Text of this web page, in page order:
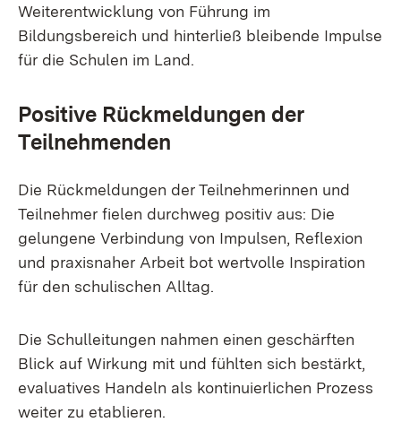
Weiterentwicklung von Führung im
Bildungsbereich und hinterließ bleibende Impulse
für die Schulen im Land.
Positive Rückmeldungen der
Teilnehmenden
Die Rückmeldungen der Teilnehmerinnen und
Teilnehmer fielen durchweg positiv aus: Die
gelungene Verbindung von Impulsen, Reflexion
und praxisnaher Arbeit bot wertvolle Inspiration
für den schulischen Alltag.
Die Schulleitungen nahmen einen geschärften
Blick auf Wirkung mit und fühlten sich bestärkt,
evaluatives Handeln als kontinuierlichen Prozess
weiter zu etablieren.